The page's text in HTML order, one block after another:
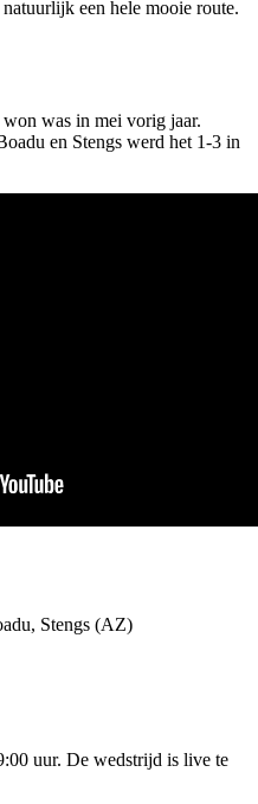
een hele mooie route.
was in mei vorig jaar.
en Stengs werd het 1-3 in
Stengs (AZ)
uur. De wedstrijd is live te